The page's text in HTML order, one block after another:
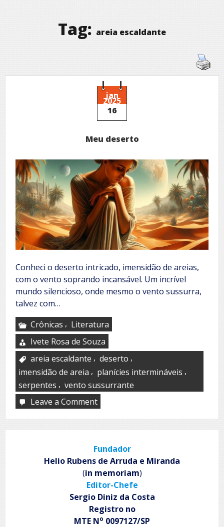
Tag: areia escaldante
jan
2025
16
Meu deserto
Conheci o deserto intricado, imensidão de areias,
com o vento soprando incansável. Um incrível
mundo silencioso, onde mesmo o vento sussurra,
talvez com…
Crônicas , Literatura
Ivete Rosa de Souza
areia escaldante , deserto ,
imensidão de areia , planícies intermináveis ,
serpentes , vento sussurrante
Leave a Commenton
deserto
Fundador
Helio Rubens de Arruda e Miranda
(in memoriam)
Editor-Chefe
Sergio Diniz da Costa
Registro no
MTE No 0097127/SP